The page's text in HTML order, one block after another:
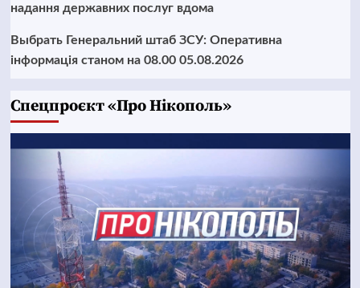
надання державних послуг вдома
Выбрать Генеральний штаб ЗСУ: Оперативна
інформація станом на 08.00 05.08.2026
Cпецпроєкт «Про Нікополь»